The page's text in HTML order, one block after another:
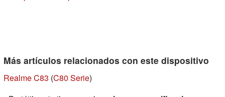
Más artículos relacionados con este dispositivo
Realme C83 (C80 Serie)